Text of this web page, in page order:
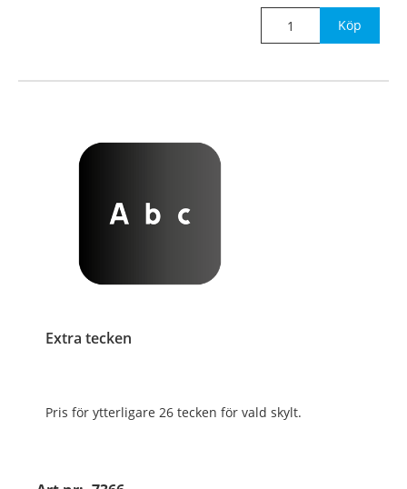
Köp
Extra tecken
Pris för ytterligare 26 tecken för vald skylt.